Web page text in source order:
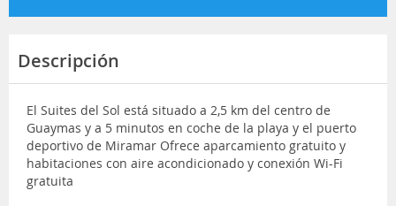
Descripción
El Suites del Sol está situado a 2,5 km del centro de
Guaymas y a 5 minutos en coche de la playa y el puerto
deportivo de Miramar Ofrece aparcamiento gratuito y
habitaciones con aire acondicionado y conexión Wi-Fi
gratuita